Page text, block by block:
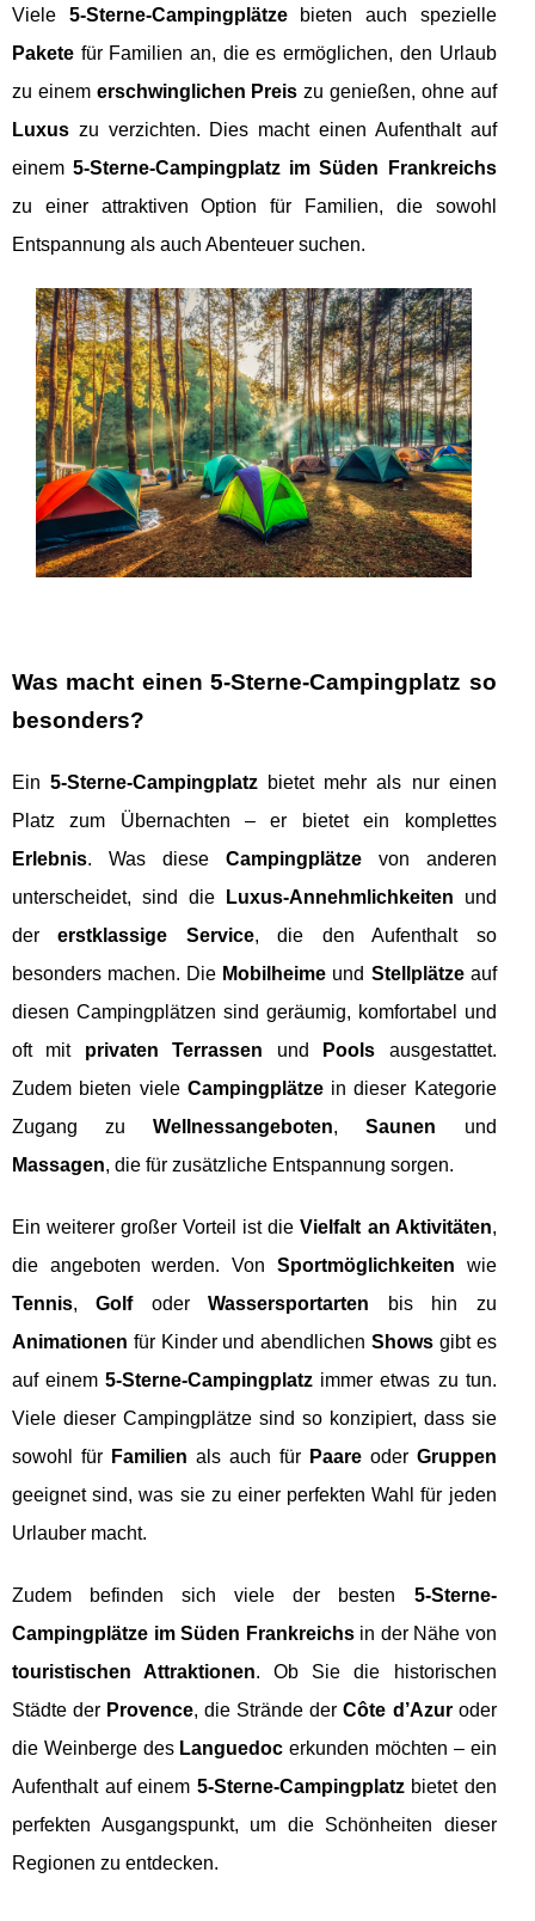
Viele 5-Sterne-Campingplätzebieten auch spezielle
Pakete für Familien an, die es ermöglichen, den Urlaub
zu einem erschwinglichen Preis zu genießen, ohne auf
Luxus zu verzichten. Dies macht einen Aufenthalt auf
einem5-Sterne-Campingplatz im Süden Frankreichs
zu einer attraktiven Option für Familien, die sowohl
Entspannung als auch Abenteuer suchen.
Was macht einen 5-Sterne-Campingplatz so
besonders?
Ein5-Sterne-Campingplatz bietet mehr als nur einen
Platz zum Übernachten – er bietet ein komplettes
Erlebnis. Was diese Campingplätzevon anderen
unterscheidet, sind die
Luxus-Annehmlichkeiten und
dererstklassige Service, die den Aufenthalt so
besonders machen. Die Mobilheime und Stellplätzeauf
diesen Campingplätzen sind geräumig, komfortabel und
oft mit privaten Terrassen und Pools ausgestattet.
Zudem bieten viele Campingplätzein dieser Kategorie
Zugang zuWellnessangeboten,Saunen und
Massagen, die für zusätzliche Entspannung sorgen.
Ein weiterer großer Vorteil ist dieVielfalt an Aktivitäten,
die angeboten werden. Von Sportmöglichkeiten wie
Tennis,GolfoderWassersportarten bis hin zu
Animationen für Kinder und abendlichen Shows gibt es
auf einem5-Sterne-Campingplatz immer etwas zu tun.
Viele dieser Campingplätze sind so konzipiert, dass sie
sowohl für Familien als auch für Paareoder Gruppen
geeignet sind, was sie zu einer perfekten Wahl für jeden
Urlauber macht.
Zudem befinden sich viele der besten 5-Sterne-
Campingplätze im Süden Frankreichsin der Nähe von
touristischen Attraktionen. Ob Sie die historischen
Städte der Provence, die Strände derCôte d’Azuroder
die Weinberge des Languedoc erkunden möchten – ein
Aufenthalt auf einem 5-Sterne-Campingplatzbietet den
perfekten Ausgangspunkt, um die Schönheiten dieser
Regionen zu entdecken.